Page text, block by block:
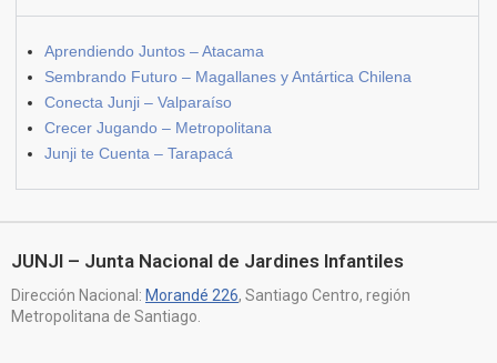
Aprendiendo Juntos – Atacama
Sembrando Futuro – Magallanes y Antártica Chilena
Conecta Junji – Valparaíso
Crecer Jugando – Metropolitana
Junji te Cuenta – Tarapacá
JUNJI – Junta Nacional de Jardines Infantiles
Dirección Nacional: Morandé 226, Santiago Centro, región
Metropolitana de Santiago.